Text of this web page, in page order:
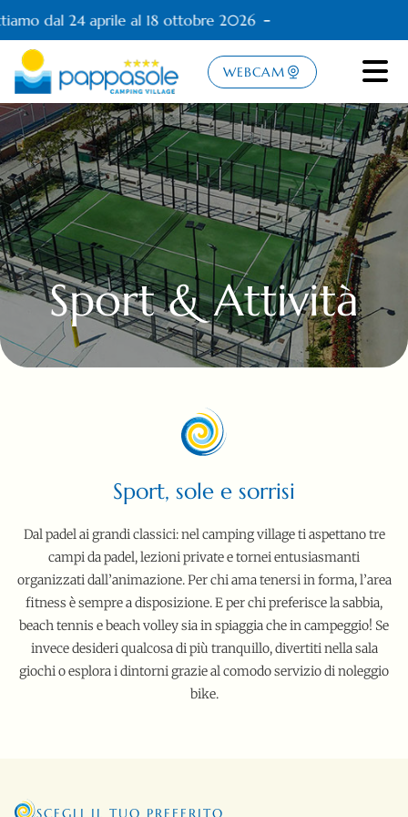
dal 24 aprile al 18 ottobre 2026
WEBCAM
Sport & Attività
Sport, sole e sorrisi
Dal padel ai grandi classici: nel camping village ti aspettano tre
campi da padel, lezioni private e tornei entusiasmanti
organizzati dall’animazione. Per chi ama tenersi in forma, l’area
fitness è sempre a disposizione. E per chi preferisce la sabbia,
beach tennis e beach volley sia in spiaggia che in campeggio! Se
invece desideri qualcosa di più tranquillo, divertiti nella sala
giochi o esplora i dintorni grazie al comodo servizio di noleggio
bike.
SCEGLI IL TUO PREFERITO